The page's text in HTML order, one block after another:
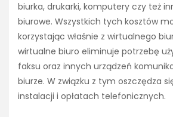
biurka, drukarki, komputery czy też
biurowe. Wszystkich tych kosztów
korzystając właśnie z wirtualnego
wirtualne biuro eliminuje potrzebę
faksu oraz innych urządzeń
biurze. W związku z tym oszczędza
instalacji i opłatach telefonicznych.